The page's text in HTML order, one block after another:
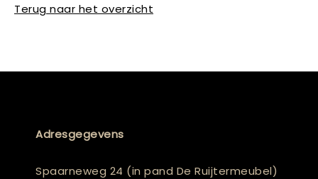
Terug naar het overzicht
Adresgegevens
Spaarneweg 24 (in pand De Ruijtermeubel)